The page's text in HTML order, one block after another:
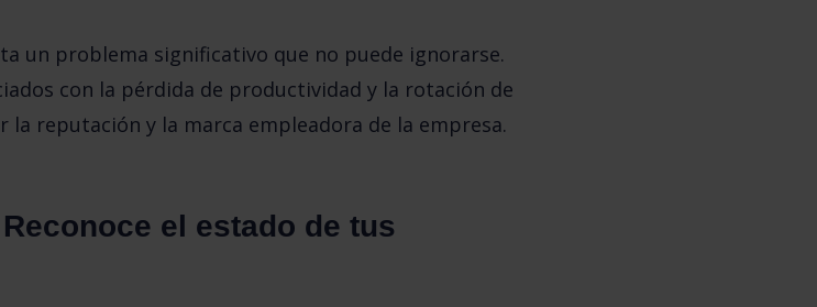
un problema significativo que no puede ignorarse.
con la pérdida de productividad y la rotación de
reputación y la marca empleadora de la empresa.
el estado de tus